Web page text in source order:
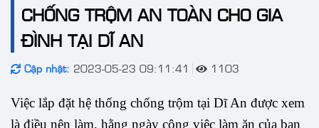
CHỐNG TRỘM AN TOÀN CHO GIA
ĐÌNH TẠI DĨ AN
Cập nhật: 2023-05-23 09:11:41 1103
Việc lắp đặt hệ thống chống trộm tại Dĩ An được xem
là điều nên làm, hằng ngày công việc làm ăn của bạn